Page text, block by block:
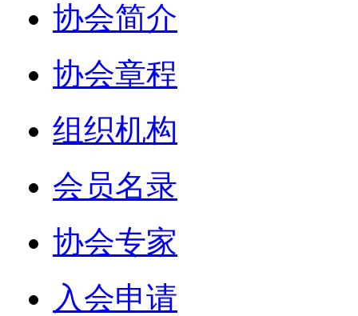
协会简介
协会章程
组织机构
会员名录
协会专家
入会申请